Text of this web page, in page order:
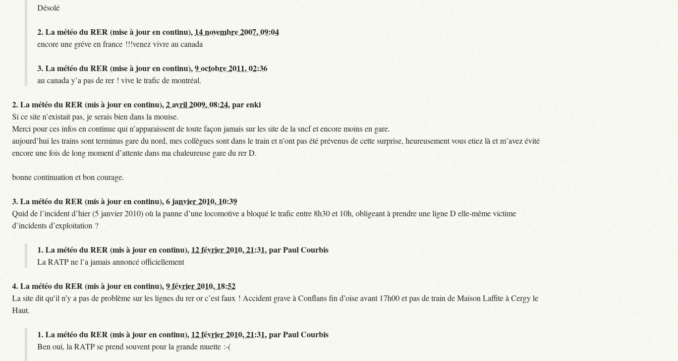
Désolé
2.La météo du RER (mise à jour en continu), 14 novembre 2007, 09:04
encore une gréve en france !!!venez vivre au canada
3.La météo du RER (mise à jour en continu),9 octobre 2011, 02:36
au canada y’a pas de rer ! vive le trafic de montréal.
2.La météo du RER (mis à jour en continu),2 avril 2009, 08:24,parenki
Si ce site n’existait pas, je serais bien dans la mouise.
Merci pour ces infos en continue qui n’apparaissent de toute façon jamais sur les site de la sncf et encore moins en gare.
aujourd’hui les trains sont terminus gare du nord, mes collègues sont dans le train et n’ont pas été prévenus de cette surprise, heureusement vous etiez là et m’avez évité
encore une fois de long moment d’attente dans ma chaleureuse gare du rer D.
bonne continuation et bon courage.
3.La météo du RER (mis à jour en continu),6 janvier 2010, 10:39
Quid de l’incident d’hier (5 janvier 2010) où la panne d’une locomotive a bloqué le trafic entre 8h30 et 10h, obligeant à prendre une ligne D elle-même victime
d’incidents d’exploitation ?
1.La météo du RER (mis à jour en continu), 12 février 2010, 21:31,parPaul Courbis
La RATP ne l’a jamais annoncé officiellement
4.La météo du RER (mis à jour en continu),9 février 2010, 18:52
La site dit qu’il n’y a pas de problème sur les lignes du rer or c’est faux ! Accident grave à Conflans fin d’oise avant 17h00 et pas de train de Maison Laffite à Cergy le
Haut.
1.La météo du RER (mis à jour en continu), 12 février 2010, 21:31,parPaul Courbis
Ben oui, la RATP se prend souvent pour la grande muette :-(